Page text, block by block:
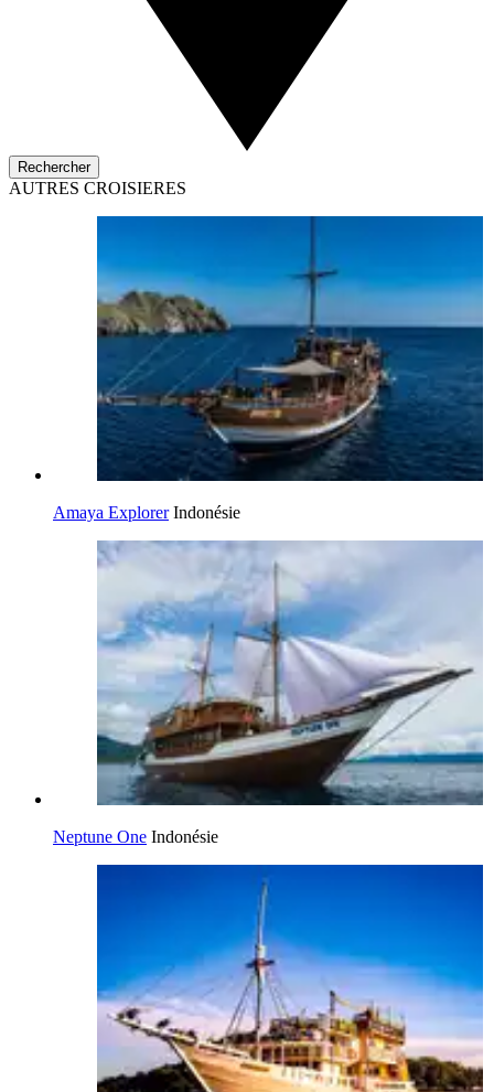
Rechercher
AUTRES CROISIERES
Amaya Explorer Indonésie
Neptune One Indonésie